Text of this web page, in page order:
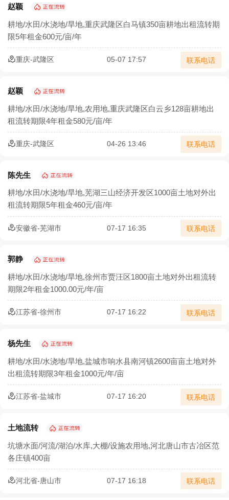
赵颖
耕地/水田/水浇地/旱地,重庆武隆区白马镇350亩耕地出租流转期
限5年租金600元/亩/年
重庆-武隆区 05-07 17:57 联系电话
赵颖
耕地/水田/水浇地/旱地,农用地,重庆武隆区白云乡128亩耕地出
租流转期限4年租金580元/亩/年
重庆-武隆区 04-26 13:46 联系电话
陈先生
耕地/水田/水浇地/旱地,芜湖三山经济开发区1000亩土地对外出
租流转期限5年租金460元/亩/年
安徽省-芜湖市 07-17 16:35 联系电话
郭静
耕地/水田/水浇地/旱地,徐州市贾汪区1800亩土地对外出租流转
期限2年租金1000.00元/年/亩
江苏省-徐州市 07-17 16:22 联系电话
杨先生
耕地/水田/水浇地/旱地,盐城市响水县南河镇2600亩亩土地对外
出租流转期限3年租金1000元/年/亩
江苏省-盐城市 07-17 16:20 联系电话
土地流转
坑塘水面/河流/湖泊/水库,大棚/设施农用地,河北唐山市古冶区范
各庄镇400亩
河北省-唐山市 07-17 16:18 联系电话